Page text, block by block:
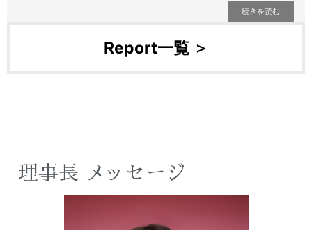
続きを読む
Report一覧 ＞
理事長 メッセージ